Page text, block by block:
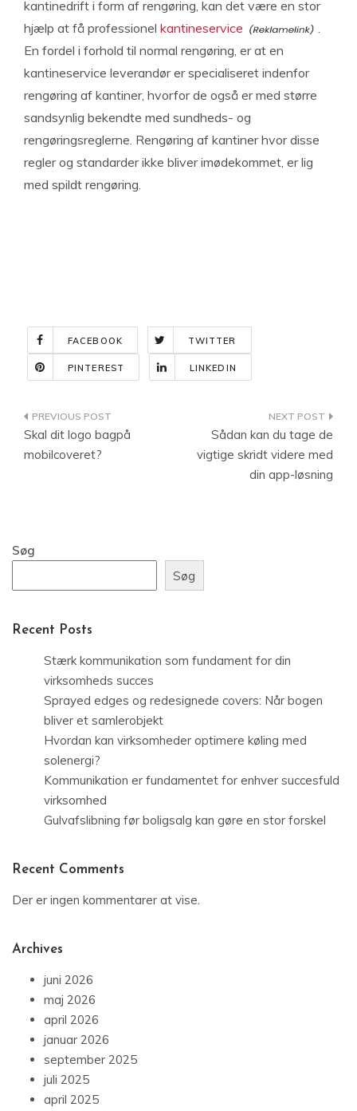
kantinedrift i form af rengøring, kan det være en stor
hjælp at få professionel kantineservice
.
En fordel i forhold til normal rengøring, er at en
kantineservice leverandør er specialiseret indenfor
rengøring af kantiner, hvorfor de også er med større
sandsynlig bekendte med sundheds- og
rengøringsreglerne. Rengøring af kantiner hvor disse
regler og standarder ikke bliver imødekommet, er lig
med spildt rengøring.
FACEBOOK TWITTER
PINTEREST LINKEDIN
Indlægsnavigation
Skal dit logo bagpå
mobilcoveret?
Sådan kan du tage de
vigtige skridt videre med
din app-løsning
Søg
Søg
Recent Posts
Stærk kommunikation som fundament for din
virksomheds succes
Sprayed edges og redesignede covers: Når bogen
bliver et samlerobjekt
Hvordan kan virksomheder optimere køling med
solenergi?
Kommunikation er fundamentet for enhver succesfuld
virksomhed
Gulvafslibning før boligsalg kan gøre en stor forskel
Recent Comments
Der er ingen kommentarer at vise.
Archives
juni 2026
maj 2026
april 2026
januar 2026
september 2025
juli 2025
april 2025